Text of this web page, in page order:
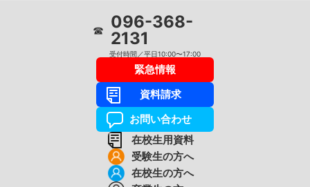
☎ 096-368-
2131
受付時間／平日10:00〜17:00
緊急情報
資料請求
お問い合わせ
在校生用資料
受験生の方へ
在校生の方へ